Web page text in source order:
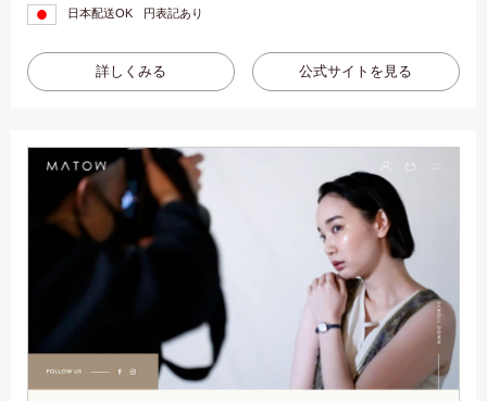
日本配送OK 円表記あり
詳しくみる 公式サイトを見る